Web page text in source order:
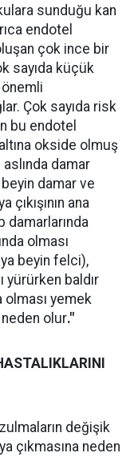
sunduğu kan
endotel
çok ince bir
sayıda küçük
Çok sayıda risk
bu endotel
okside olmuş
damar
damar ve
çıkışının ana
damarlarında
olması
beyin felci),
yürürken baldır
olması yemek
neden olur."
değişik
çıkmasına neden